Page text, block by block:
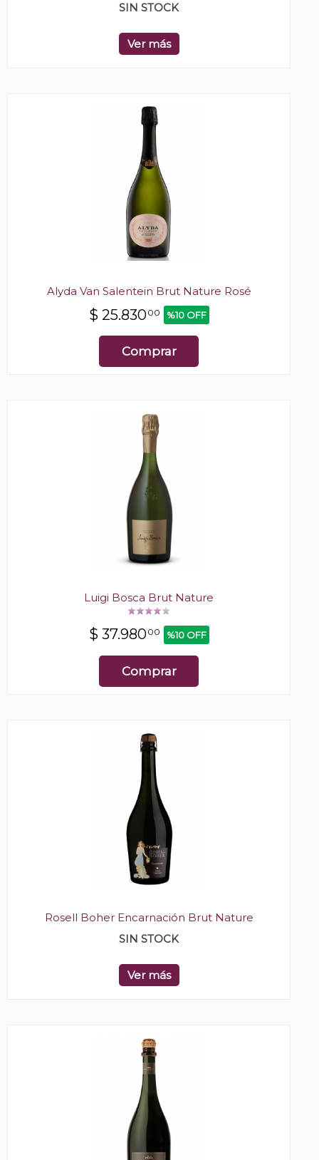
SIN STOCK
Ver más
Alyda Van Salentein Brut Nature Rosé
$ 25.83000 %10 OFF
Comprar
Luigi Bosca Brut Nature
$ 37.98000 %10 OFF
Comprar
Rosell Boher Encarnación Brut Nature
SIN STOCK
Ver más